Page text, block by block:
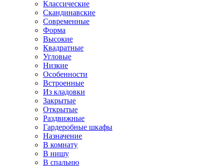
Классические
Скандинавские
Современные
Форма
Высокие
Квадратные
Угловые
Низкие
Особенности
Встроенные
Из кладовки
Закрытые
Открытые
Раздвижные
Гардеробные шкафы
Назначение
В комнату
В нишу
В спальню